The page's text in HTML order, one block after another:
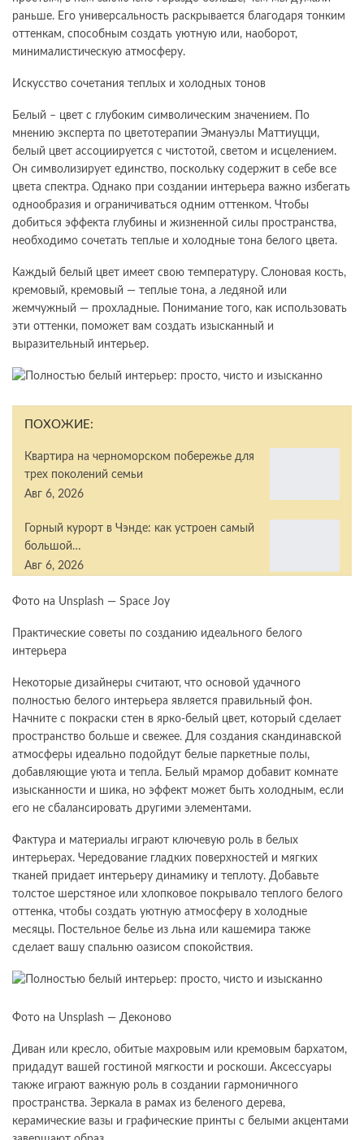
раньше. Его универсальность раскрывается благодаря тонким
оттенкам, способным создать уютную или, наоборот,
минималистическую атмосферу.
Искусство сочетания теплых и холодных тонов
Белый – цвет с глубоким символическим значением. По
мнению эксперта по цветотерапии Эмануэлы Маттиуцци,
белый цвет ассоциируется с чистотой, светом и исцелением.
Он символизирует единство, поскольку содержит в себе все
цвета спектра. Однако при создании интерьера важно избегать
однообразия и ограничиваться одним оттенком. Чтобы
добиться эффекта глубины и жизненной силы пространства,
необходимо сочетать теплые и холодные тона белого цвета.
Каждый белый цвет имеет свою температуру. Слоновая кость,
кремовый, кремовый — теплые тона, а ледяной или
жемчужный — прохладные. Понимание того, как использовать
эти оттенки, поможет вам создать изысканный и
выразительный интерьер.
ПОХОЖИЕ:
Квартира на черноморском побережье для
трех поколений семьи
Авг 6, 2026
Горный курорт в Чэнде: как устроен самый
большой…
Авг 6, 2026
Фото на Unsplash — Space Joy
Практические советы по созданию идеального белого
интерьера
Некоторые дизайнеры считают, что основой удачного
полностью белого интерьера является правильный фон.
Начните с покраски стен в ярко-белый цвет, который сделает
пространство больше и свежее. Для создания скандинавской
атмосферы идеально подойдут белые паркетные полы,
добавляющие уюта и тепла. Белый мрамор добавит комнате
изысканности и шика, но эффект может быть холодным, если
его не сбалансировать другими элементами.
Фактура и материалы играют ключевую роль в белых
интерьерах. Чередование гладких поверхностей и мягких
тканей придает интерьеру динамику и теплоту. Добавьте
толстое шерстяное или хлопковое покрывало теплого белого
оттенка, чтобы создать уютную атмосферу в холодные
месяцы. Постельное белье из льна или кашемира также
сделает вашу спальню оазисом спокойствия.
Фото на Unsplash — Деконово
Диван или кресло, обитые махровым или кремовым бархатом,
придадут вашей гостиной мягкости и роскоши. Аксессуары
также играют важную роль в создании гармоничного
пространства. Зеркала в рамах из беленого дерева,
керамические вазы и графические принты с белыми акцентами